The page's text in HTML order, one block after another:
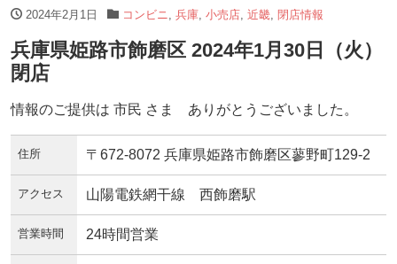
2024年2月1日 コンビニ 兵庫, 小売店, 近畿, 閉店情報
兵庫県姫路市飾磨区 2024年1月30日（火）
閉店
情報のご提供は 市民 さま ありがとうございました。
住所 〒672-8072 兵庫県姫路市飾磨区蓼野町129-2
アクセス 山陽電鉄網干線 西飾磨駅
営業時間 24時間営業